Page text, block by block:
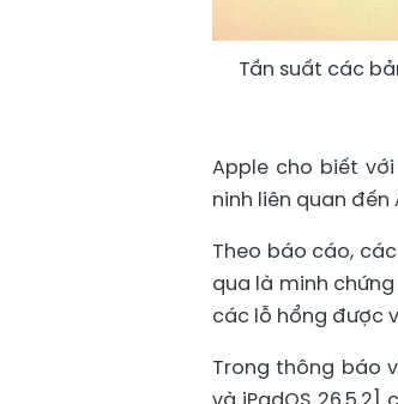
Tần suất các
Apple cho biết
ninh liên quan đến
Theo báo cáo,
qua là minh
các lỗ hổng được
Trong thông báo